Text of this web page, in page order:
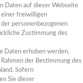
Daten auf dieser Webseite
einer freiwilligen
personenbezogenen
Zustimmung des
Daten erhoben werden,
der Bestimmung des
Sofern
Sie dieser